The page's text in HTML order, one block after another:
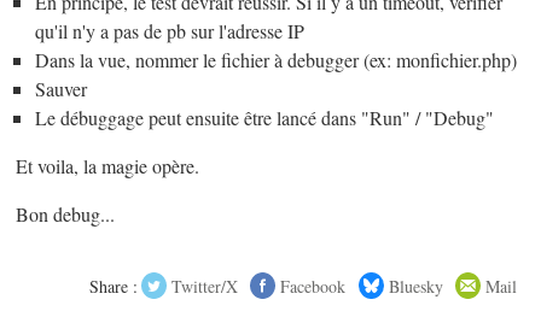
qu'il n'y a pas de pb sur l'adresse IP
Dans la vue, nommer le fichier à debugger (ex: monfichier.php)
Sauver
Le débuggage peut ensuite être lancé dans "Run" / "Debug"
Et voila, la magie opère.
Bon debug...
Share : Twitter/X Facebook Bluesky Mail